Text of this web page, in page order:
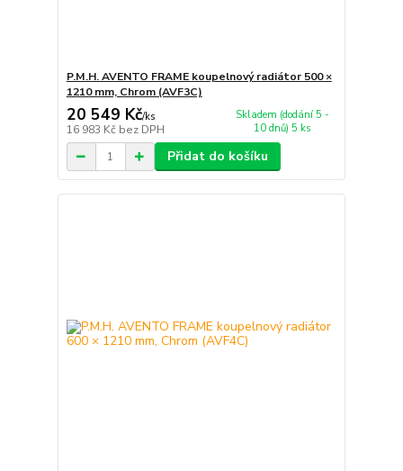
P.M.H. AVENTO FRAME koupelnový radiátor 500 ×
1210 mm, Chrom (AVF3C)
20 549 Kč/ks
16 983 Kč bez DPH
Skladem (dodání 5 -
10 dnů) 5 ks
Přidat do košíku